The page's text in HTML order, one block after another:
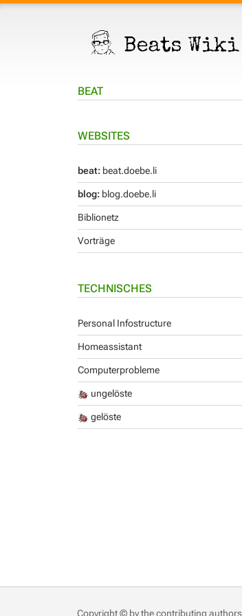
BEAT
WEBSITES
beat: beat.doebe.li
blog: blog.doebe.li
Biblionetz
Vorträge
TECHNISCHES
Personal Infostructure
Homeassistant
Computerprobleme
ungelöste
gelöste
Copyright © by the contributing